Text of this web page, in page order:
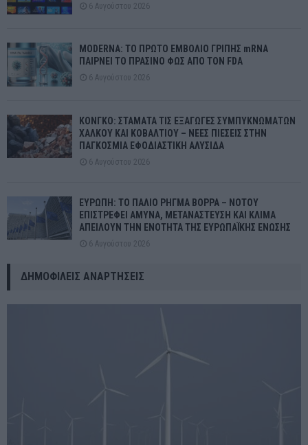
6 Αυγούστου 2026
MODERNA: ΤΟ ΠΡΩΤΟ ΕΜΒΟΛΙΟ ΓΡΙΠΗΣ mRNA
ΠΑΙΡΝΕΙ ΤΟ ΠΡΑΣΙΝΟ ΦΩΣ ΑΠΟ ΤΟΝ FDA
6 Αυγούστου 2026
ΚΟΝΓΚΟ: ΣΤΑΜΑΤΑ ΤΙΣ ΕΞΑΓΩΓΕΣ ΣΥΜΠΥΚΝΩΜΑΤΩΝ
ΧΑΛΚΟΥ ΚΑΙ ΚΟΒΑΛΤΙΟΥ – ΝΕΕΣ ΠΙΕΣΕΙΣ ΣΤΗΝ
ΠΑΓΚΟΣΜΙΑ ΕΦΟΔΙΑΣΤΙΚΗ ΑΛΥΣΙΔΑ
6 Αυγούστου 2026
ΕΥΡΩΠΗ: ΤΟ ΠΑΛΙΟ ΡΗΓΜΑ ΒΟΡΡΑ – ΝΟΤΟΥ
ΕΠΙΣΤΡΕΦΕΙ ΑΜΥΝΑ, ΜΕΤΑΝΑΣΤΕΥΣΗ ΚΑΙ ΚΛΙΜΑ
ΑΠΕΙΛΟΥΝ ΤΗΝ ΕΝΟΤΗΤΑ ΤΗΣ ΕΥΡΩΠΑΪΚΗΣ ΕΝΩΣΗΣ
6 Αυγούστου 2026
ΔΗΜΟΦΙΛΕΊΣ ΑΝΑΡΤΉΣΕΙΣ